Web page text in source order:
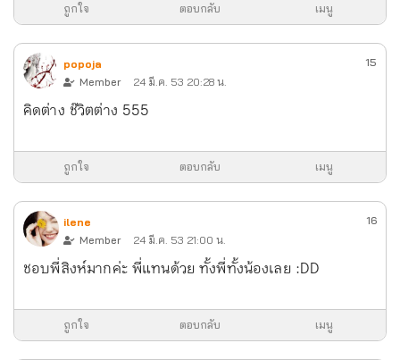
ถูกใจ ตอบกลับ เมนู
popoja
Member
24 มี.ค. 53 20:28 น.
15
คิดต่าง ช๊วิตต่าง 555
ถูกใจ ตอบกลับ เมนู
ilene
Member
24 มี.ค. 53 21:00 น.
16
ชอบพี่สิงห์มากค่ะ พี่แทนด้วย ทั้งพี่ทั้งน้องเลย :DD
ถูกใจ ตอบกลับ เมนู